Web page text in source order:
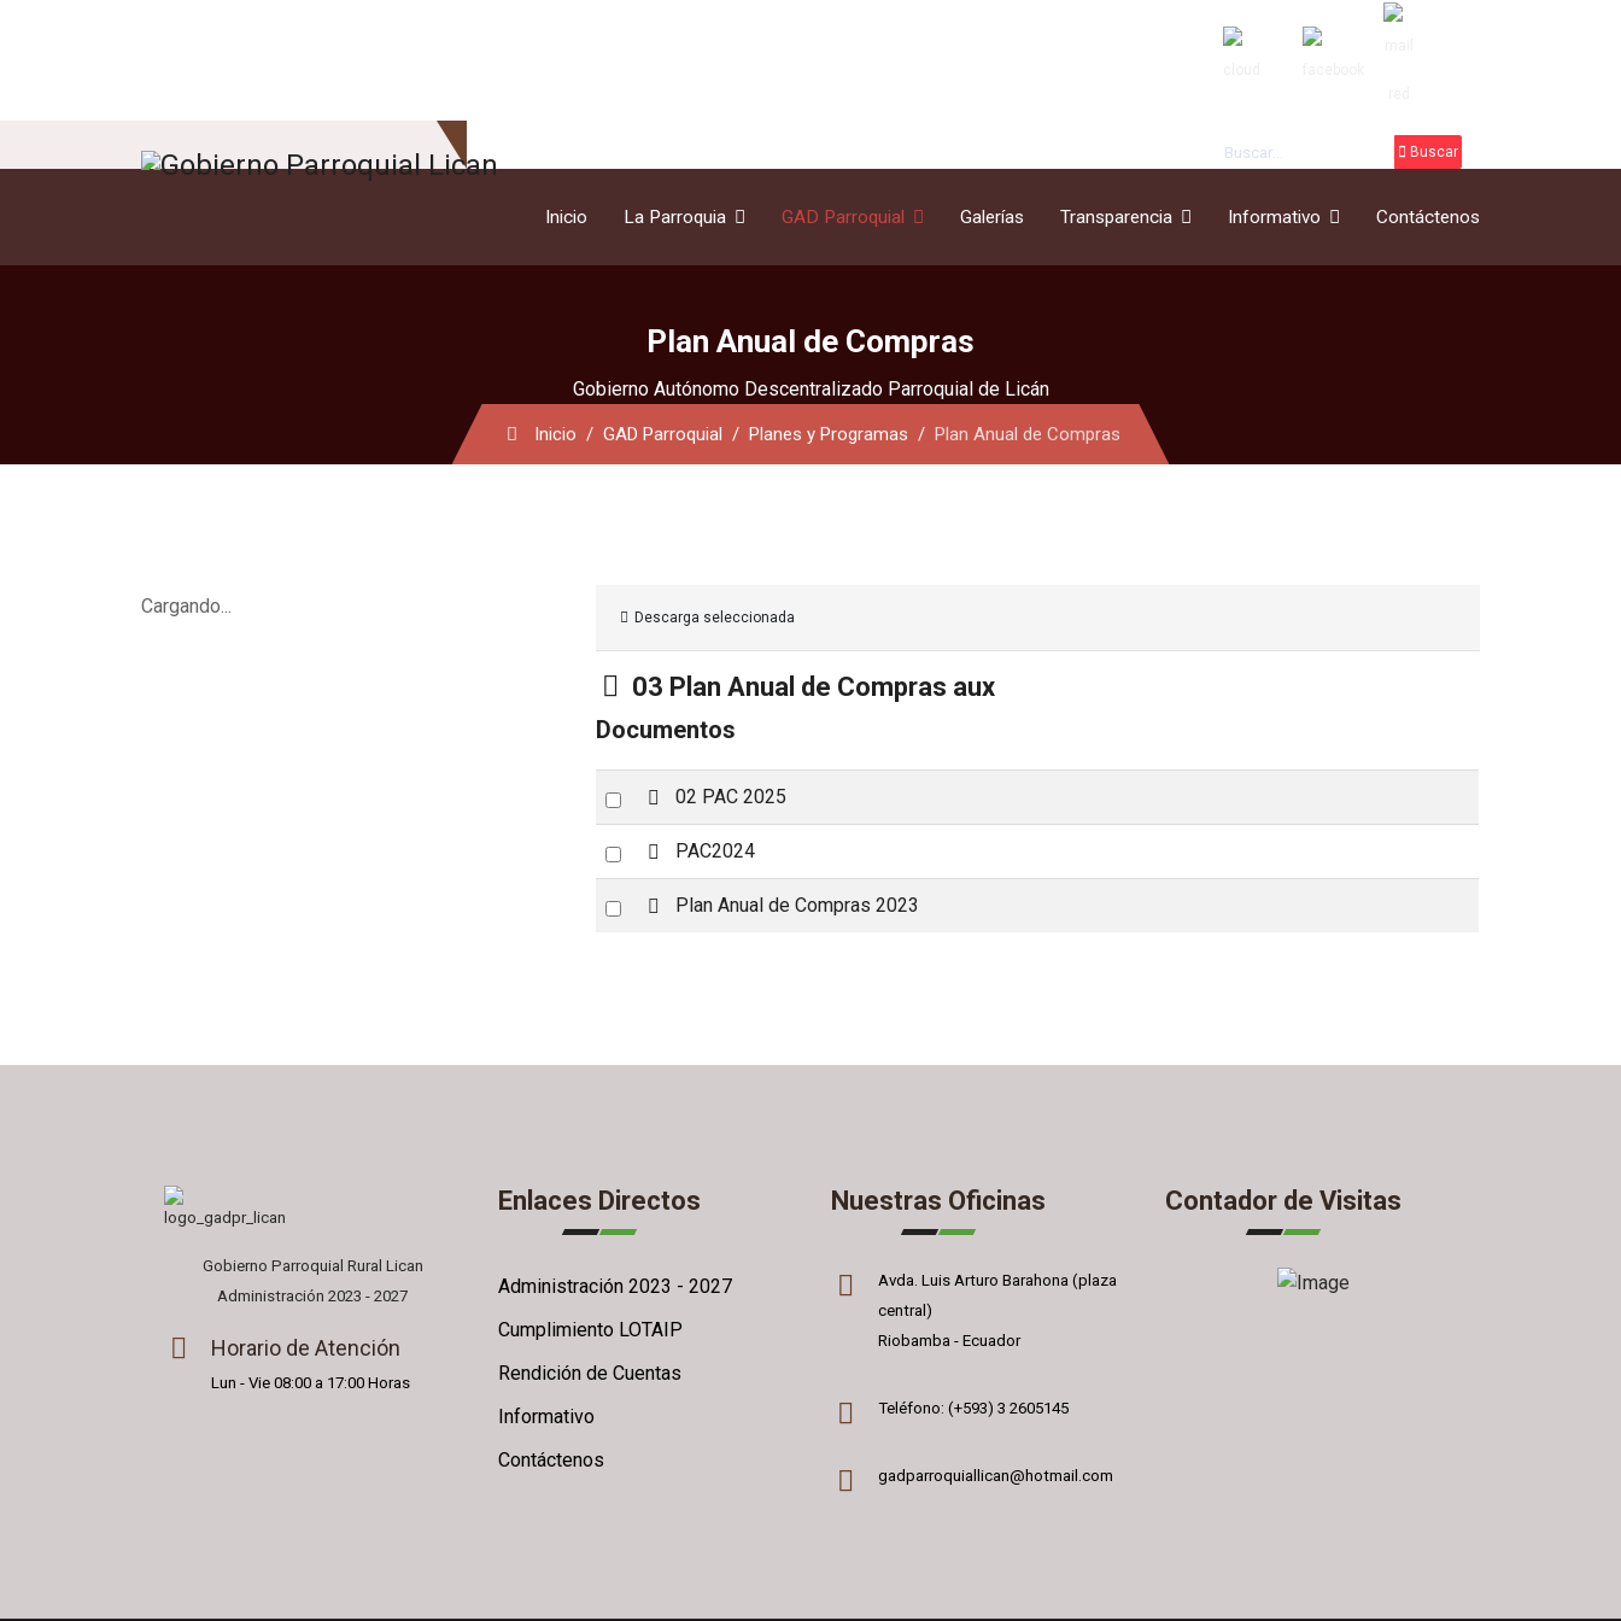
Buscar
Inicio La Parroquia GAD Parroquial Galerías Transparencia Informativo Contáctenos
Plan Anual de Compras
Gobierno Autónomo Descentralizado Parroquial de Licán
Inicio GAD Parroquial Planes y Programas Plan Anual de Compras
Cargando...
Descarga seleccionada
Carpeta
03 Plan Anual de Compras aux
Documentos
Select
an
item
p02 PAC 2025
Select
an
item
p
d
PAC2024
Select
pPlan Anual de Compras 2023
Gobierno Parroquial Rural Lican
Administración 2023 - 2027
Horario de Atención
Lun - Vie 08:00 a 17:00 Horas
Enlaces Directos
Administración 2023 - 2027
Cumplimiento LOTAIP
Rendición de Cuentas
Informativo
Contáctenos
Nuestras Oficinas
Avda. Luis Arturo Barahona (plaza
central)
Riobamba - Ecuador
Teléfono: (+593) 3 2605145
gadparroquiallican@hotmail.com
Contador de Visitas